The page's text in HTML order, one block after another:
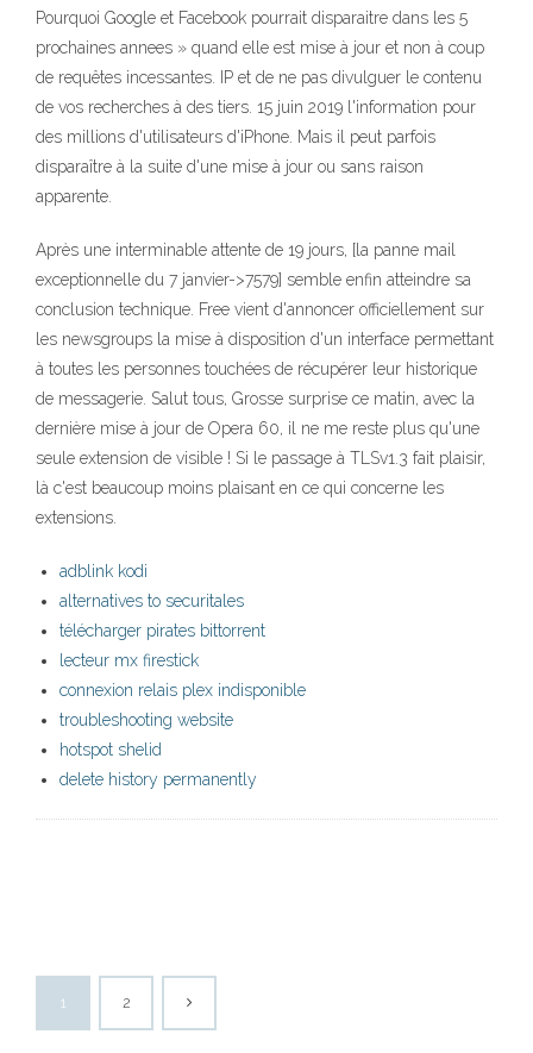
Pourquoi Google et Facebook pourrait disparaitre dans les 5
prochaines annees » quand elle est mise à jour et non à coup
de requêtes incessantes. IP et de ne pas divulguer le contenu
de vos recherches à des tiers. 15 juin 2019 l'information pour
des millions d'utilisateurs d'iPhone. Mais il peut parfois
disparaître à la suite d'une mise à jour ou sans raison
apparente.
Après une interminable attente de 19 jours, [la panne mail
exceptionnelle du 7 janvier->7579] semble enfin atteindre sa
conclusion technique. Free vient d'annoncer officiellement sur
les newsgroups la mise à disposition d'un interface permettant
à toutes les personnes touchées de récupérer leur historique
de messagerie. Salut tous, Grosse surprise ce matin, avec la
dernière mise à jour de Opera 60, il ne me reste plus qu'une
seule extension de visible ! Si le passage à TLSv1.3 fait plaisir,
là c'est beaucoup moins plaisant en ce qui concerne les
extensions.
adblink kodi
alternatives to securitales
télécharger pirates bittorrent
lecteur mx firestick
connexion relais plex indisponible
troubleshooting website
hotspot shelid
delete history permanently
1 2